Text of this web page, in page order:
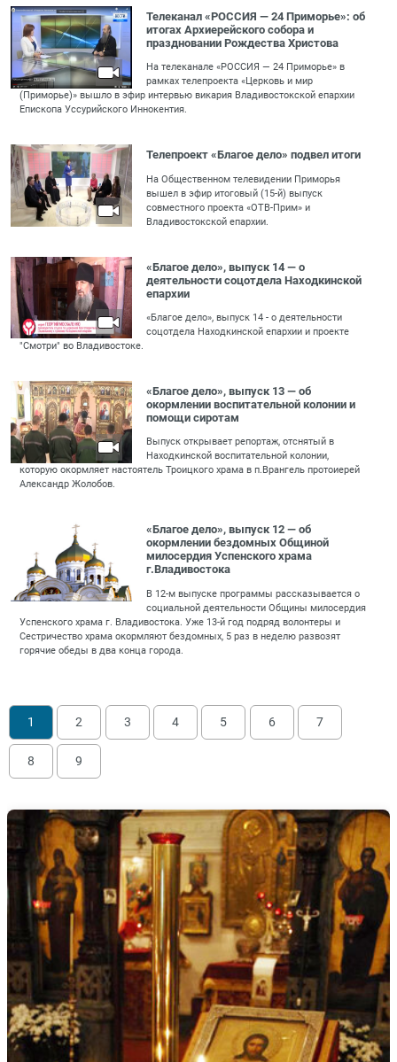
Телеканал «РОССИЯ — 24 Приморье»: об
итогах Архиерейского собора и
праздновании Рождества Христова
На телеканале «РОССИЯ — 24 Приморье» в
рамках телепроекта «Церковь и мир
(Приморье)» вышло в эфир интервью викария Владивостокской епархии
Епископа Уссурийского Иннокентия.
Телепроект «Благое дело» подвел итоги
На Общественном телевидении Приморья
вышел в эфир итоговый (15-й) выпуск
совместного проекта «ОТВ-Прим» и
Владивостокской епархии.
«Благое дело», выпуск 14 — о
деятельности соцотдела Находкинской
епархии
«Благое дело», выпуск 14 - о деятельности
соцотдела Находкинской епархии и проекте
"Смотри" во Владивостоке.
«Благое дело», выпуск 13 — об
окормлении воспитательной колонии и
помощи сиротам
Выпуск открывает репортаж, отснятый в
Находкинской воспитательной колонии,
которую окормляет настоятель Троицкого храма в п.Врангель протоиерей
Александр Жолобов.
«Благое дело», выпуск 12 — об
окормлении бездомных Общиной
милосердия Успенского храма
г.Владивостока
В 12-м выпуске программы рассказывается о
социальной деятельности Общины милосердия
Успенского храма г. Владивостока. Уже 13-й год подряд волонтеры и
Сестричество храма окормляют бездомных, 5 раз в неделю развозят
горячие обеды в два конца города.
1 2 3 4 5 6 7
8 9